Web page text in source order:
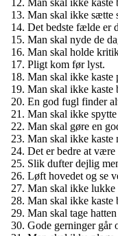
Man skal ikke sætte
Det bedste fælde er
Man skal nyde de
Man skal holde
Pligt kom før lyst.
Man skal ikke kaste
Man skal ikke kaste
En god fugl finder
Man skal ikke
Man skal gøre en
Man skal ikke kaste
Det er bedre at
Slik dufter dejlig
Løft hovedet og se
Man skal ikke lukke
Man skal ikke kaste
Man skal tage
Gode gerninger går